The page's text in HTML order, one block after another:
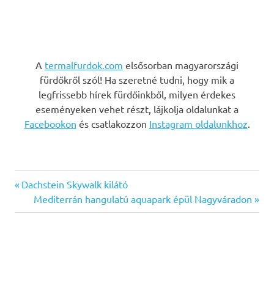
A termalfurdok.com elsősorban magyarországi
fürdőkről szól! Ha szeretné tudni, hogy mik a
legfrissebb hírek fürdőinkből, milyen érdekes
eseményeken vehet részt, lájkolja oldalunkat a
Facebookon és csatlakozzon Instagram oldalunkhoz.
Bejegyzés
navigáció
Previous
Post:
Dachstein Skywalk kilátó
Next
Post:
Mediterrán hangulatú aquapark épül Nagyváradon